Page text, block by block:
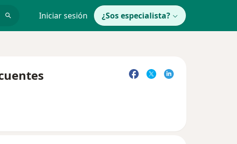
Iniciar sesión ¿Sos especialista?